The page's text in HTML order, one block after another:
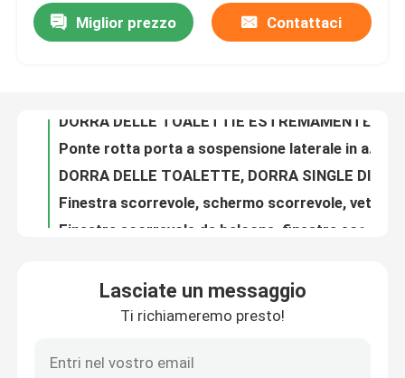
Controllo di qualità
Contatto Stati Uniti
Miglior prezzo Contattaci
Lasciate un messaggio
Ti richiameremo presto!